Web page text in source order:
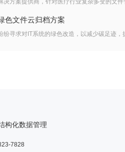
色文件云归档方案
构化数据管理
7828